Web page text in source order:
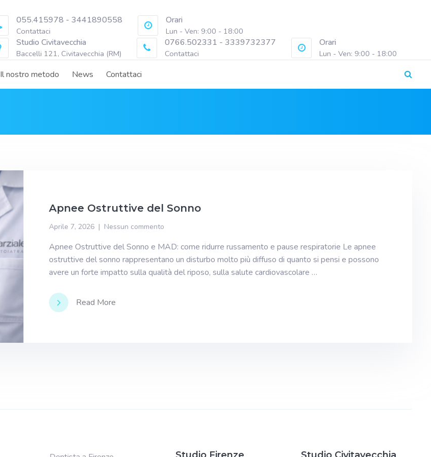
055.415978 - 3441890558
Contattaci
Orari
Lun - Ven: 9:00 - 18:00
Studio Civitavecchia
Baccelli 121, Civitavecchia (RM)
0766.502331 - 3339732377
Contattaci
Orari
Lun - Ven: 9:00 - 18:00
Il nostro metodo News Contattaci
Apnee Ostruttive del Sonno
Aprile 7, 2026 Nessun commento
Apnee Ostruttive del Sonno e MAD: come ridurre russamento e pause respiratorie Le apnee
ostruttive del sonno rappresentano un disturbo molto più diffuso di quanto si pensi e possono
avere un forte impatto sulla qualità del riposo, sulla salute cardiovascolare …
Read More